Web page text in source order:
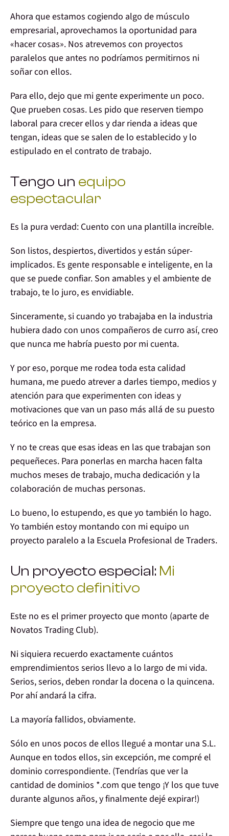
Ahora que estamos cogiendo algo de músculo
empresarial, aprovechamos la oportunidad para
«hacer cosas». Nos atrevemos con proyectos
paralelos que antes no podríamos permitirnos ni
soñar con ellos.
Para ello, dejo que mi gente experimente un poco.
Que prueben cosas. Les pido que reserven tiempo
laboral para crecer ellos y dar rienda a ideas que
tengan, ideas que se salen de lo establecido y lo
estipulado en el contrato de trabajo.
Tengo un equipo
espectacular
Es la pura verdad: Cuento con una plantilla increíble.
Son listos, despiertos, divertidos y están súper-
implicados. Es gente responsable e inteligente, en la
que se puede confiar. Son amables y el ambiente de
trabajo, te lo juro, es envidiable.
Sinceramente, si cuando yo trabajaba en la industria
hubiera dado con unos compañeros de curro así, creo
que nunca me habría puesto por mi cuenta.
Y por eso, porque me rodea toda esta calidad
humana, me puedo atrevera darles tiempo, medios y
atención para que experimenten con ideas y
motivaciones que van un paso más allá de su puesto
teórico en la empresa.
Y no te creas que esas ideas en las que trabajan son
pequeñeces. Para ponerlas en marcha hacen falta
muchos meses de trabajo, mucha dedicación y la
colaboración de muchas personas.
Lo bueno, lo estupendo, es queyo también lo hago.
Yo también estoy montando con mi equipo un
proyecto paralelo a la Escuela Profesional de Traders.
Un proyecto especial: Mi
proyecto definitivo
Este no es el primer proyecto que monto (aparte de
Novatos Trading Club).
Ni siquiera recuerdo exactamente cuántos
emprendimientos serios llevo a lo largo de mi vida.
Serios, serios, deben rondar la docena o la quincena.
Por ahí andará la cifra.
La mayoría fallidos, obviamente.
Sólo en unos pocos de ellos llegué a montar una S.L.
Aunqueen todos ellos, sin excepción, me compré el
dominio correspondiente. (Tendrías que ver la
cantidad de dominios *.com que tengo ¡Y los que tuve
durante algunos años, y finalmente dejé expirar!)
Siempre que tengo una idea de negocio que me